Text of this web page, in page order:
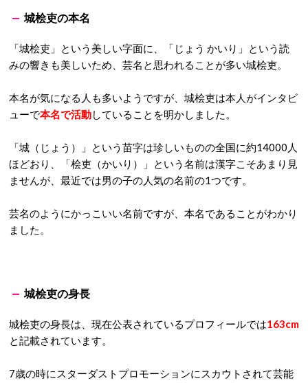
城桧吏の本名
「城桧吏」という美しい字面に、「じょう かいり」という読
みの響きも美しいため、芸名と思われることが多い城桧吏。
本名が気になる人も多いようですが、城桧吏は本人がインタビ
ューで本名で活動していることを明かしました。
「城（じょう）」という苗字は珍しいものの全国に約14000人
ほどおり、「桧吏（かいり）」という名前は漢字こそあまり見
ませんが、最近では男の子の人気の名前の1つです。
芸名のようにかっこいい名前ですが、本名であることがわかり
ました。
城桧吏の身長
城桧吏の身長は、現在公表されているプロフィールでは163cm
と記載されています。
7歳の時にスターダストプロモーションにスカウトされて芸能